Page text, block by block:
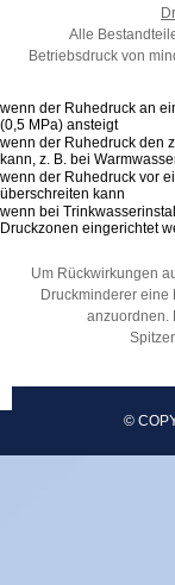
Alle
Betriebsdruck von
wenn der Ruhedruck an
(0,5 MPa) ansteigt
wenn der Ruhedruck den
kann, z. B. bei
wenn der Ruhedruck vor
überschreiten kann
wenn bei
Druckzonen eingerichtet
Um Rückwirkungen
Druckminderer eine
anzuordnen.
©